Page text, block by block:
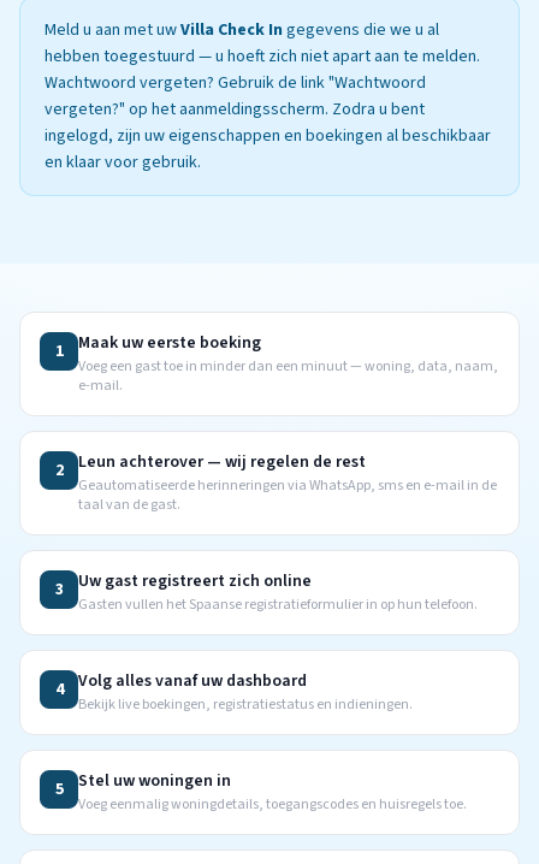
Meld u aan met uwVilla Check In gegevens die we u al
hebben toegestuurd — u hoeft zich niet apart aan te melden.
Wachtwoord vergeten? Gebruik de link "Wachtwoord
vergeten?" op het aanmeldingsscherm. Zodra u bent
ingelogd, zijn uw eigenschappen en boekingen al beschikbaar
en klaar voor gebruik.
1 Maak uw eerste boeking
Voeg een gast toe in minder dan een minuut — woning, data, naam,
e-mail.
2 Leun achterover — wij regelen de rest
Geautomatiseerde herinneringen via WhatsApp, sms en e-mail in de
taal van de gast.
3 Uw gast registreert zich online
Gasten vullen het Spaanse registratieformulier in op hun telefoon.
4 Volg alles vanaf uw dashboard
Bekijk live boekingen, registratiestatus en indieningen.
5 Stel uw woningen in
Voeg eenmalig woningdetails, toegangscodes en huisregels toe.